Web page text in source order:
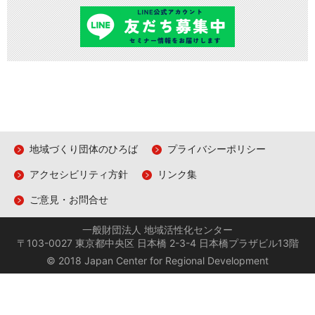
地域づくり団体のひろば プライバシーポリシー
アクセシビリティ方針 リンク集
ご意見・お問合せ
一般財団法人 地域活性化センター
〒103-0027 東京都中央区 日本橋 2-3-4 日本橋プラザビル13階
© 2018 Japan Center for Regional Development